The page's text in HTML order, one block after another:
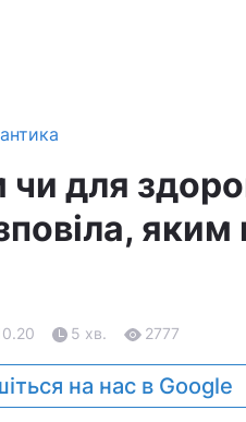
для
5 хв. 2777
на нас в Google